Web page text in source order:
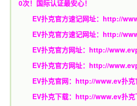
0次！国际认证最安心！
EV扑克官方速记网址： http://
EV扑克官方速记网址： http://
EV扑克官方网址： http://
EV扑克官方网址： http://
EV扑克官网： http://www.ev扑克
EV扑克下载： http://www.ev扑克